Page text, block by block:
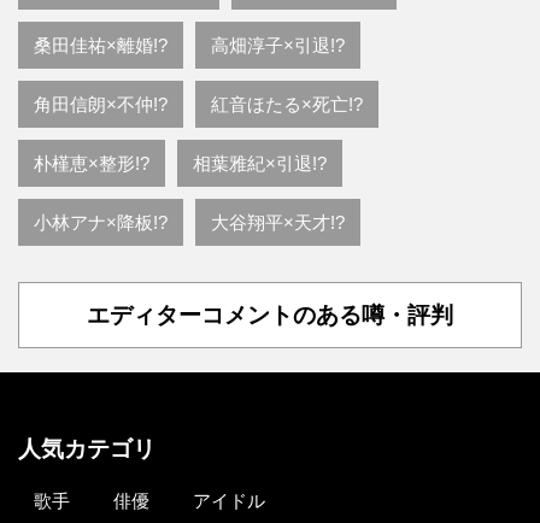
桑田佳祐×離婚!? 高畑淳子×引退!?
角田信朗×不仲!? 紅音ほたる×死亡!?
朴槿恵×整形!? 相葉雅紀×引退!?
小林アナ×降板!? 大谷翔平×天才!?
エディターコメントのある噂・評判
人気カテゴリ
歌手 俳優 アイドル